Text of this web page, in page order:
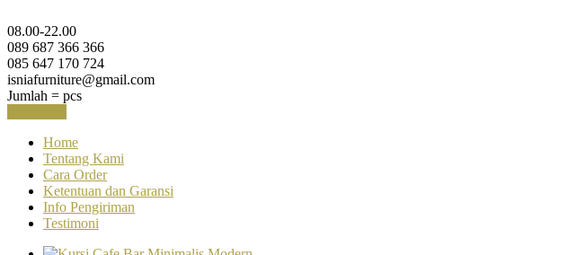
08.00-22.00
089 687 366 366
085 647 170 724
isniafurniture@gmail.com
Jumlah = pcs
Home
Tentang Kami
Cara Order
Ketentuan dan Garansi
Info Pengiriman
Testimoni